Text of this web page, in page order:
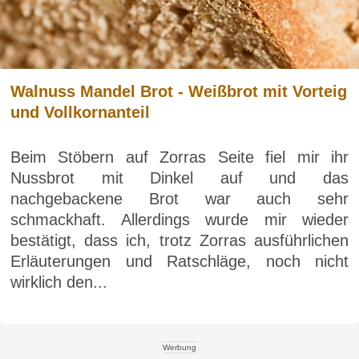
Walnuss Mandel Brot - Weißbrot mit Vorteig
und Vollkornanteil
Beim Stöbern auf Zorras Seite fiel mir ihr
Nussbrot mit Dinkel auf und das
nachgebackene Brot war auch sehr
schmackhaft. Allerdings wurde mir wieder
bestätigt, dass ich, trotz Zorras ausführlichen
Erläuterungen und Ratschläge, noch nicht
wirklich den...
Werbung